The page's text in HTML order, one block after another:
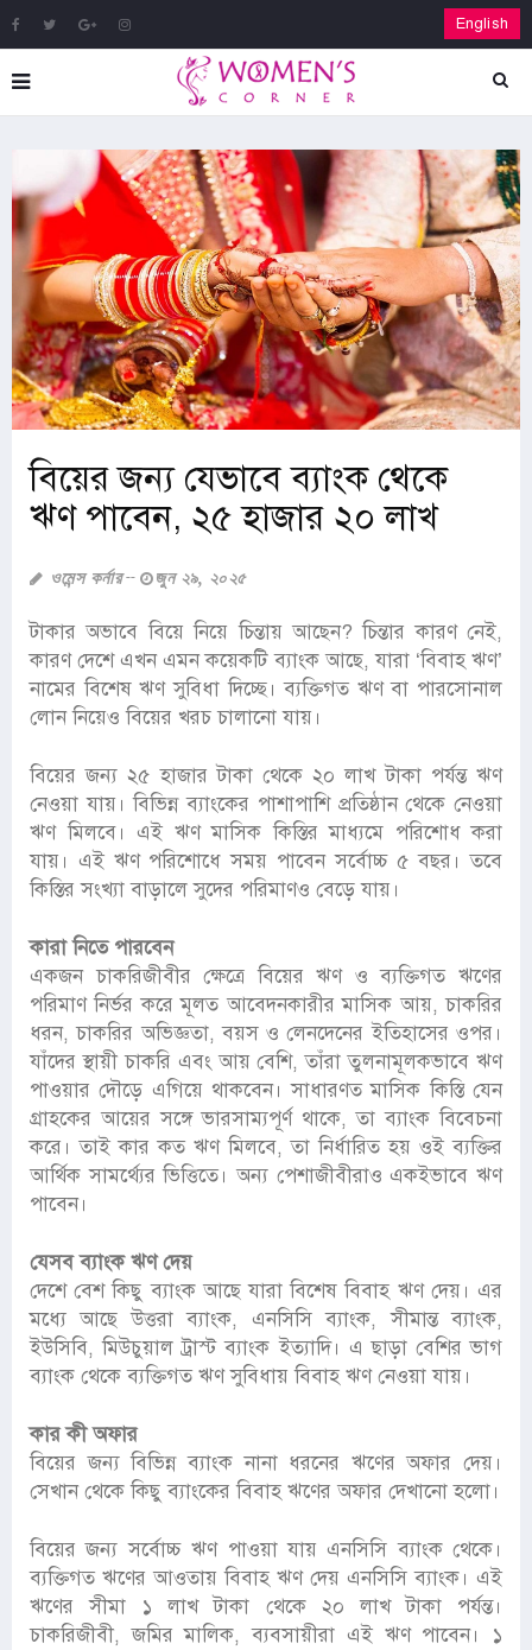
English
বিয়ের জন্য যেভাবে ব্যাংক থেকে
ঋণ পাবেন, ২৫ হাজার ২০ লাখ
ওমেন্স কর্নার জুন ২৯, ২০২৫
টাকার অভাবে বিয়ে নিয়ে চিন্তায় আছেন? চিন্তার কারণ নেই,
কারণ দেশে এখন এমন কয়েকটি ব্যাংক আছে, যারা ‘বিবাহ ঋণ’
নামের বিশেষ ঋণ সুবিধা দিচ্ছে। ব্যক্তিগত ঋণ বা পারসোনাল
লোন নিয়েও বিয়ের খরচ চালানো যায়।
বিয়ের জন্য ২৫ হাজার টাকা থেকে ২০ লাখ টাকা পর্যন্ত ঋণ
নেওয়া যায়। বিভিন্ন ব্যাংকের পাশাপাশি প্রতিষ্ঠান থেকে নেওয়া
ঋণ মিলবে। এই ঋণ মাসিক কিস্তির মাধ্যমে পরিশোধ করা
যায়। এই ঋণ পরিশোধে সময় পাবেন সর্বোচ্চ ৫ বছর। তবে
কিস্তির সংখ্যা বাড়ালে সুদের পরিমাণও বেড়ে যায়।
কারা নিতে পারবেন
একজন চাকরিজীবীর ক্ষেত্রে বিয়ের ঋণ ও ব্যক্তিগত ঋণের
পরিমাণ নির্ভর করে মূলত আবেদনকারীর মাসিক আয়, চাকরির
ধরন, চাকরির অভিজ্ঞতা, বয়স ও লেনদেনের ইতিহাসের ওপর।
যাঁদের স্থায়ী চাকরি এবং আয় বেশি, তাঁরা তুলনামূলকভাবে ঋণ
পাওয়ার দৌড়ে এগিয়ে থাকবেন। সাধারণত মাসিক কিস্তি যেন
গ্রাহকের আয়ের সঙ্গে ভারসাম্যপূর্ণ থাকে, তা ব্যাংক বিবেচনা
করে। তাই কার কত ঋণ মিলবে, তা নির্ধারিত হয় ওই ব্যক্তির
আর্থিক সামর্থ্যের ভিত্তিতে। অন্য পেশাজীবীরাও একইভাবে ঋণ
পাবেন।
যেসব ব্যাংক ঋণ দেয়
দেশে বেশ কিছু ব্যাংক আছে যারা বিশেষ বিবাহ ঋণ দেয়। এর
মধ্যে আছে উত্তরা ব্যাংক, এনসিসি ব্যাংক, সীমান্ত ব্যাংক,
ইউসিবি, মিউচুয়াল ট্রাস্ট ব্যাংক ইত্যাদি। এ ছাড়া বেশির ভাগ
ব্যাংক থেকে ব্যক্তিগত ঋণ সুবিধায় বিবাহ ঋণ নেওয়া যায়।
কার কী অফার
বিয়ের জন্য বিভিন্ন ব্যাংক নানা ধরনের ঋণের অফার দেয়।
সেখান থেকে কিছু ব্যাংকের বিবাহ ঋণের অফার দেখানো হলো।
বিয়ের জন্য সর্বোচ্চ ঋণ পাওয়া যায় এনসিসি ব্যাংক থেকে।
ব্যক্তিগত ঋণের আওতায় বিবাহ ঋণ দেয় এনসিসি ব্যাংক। এই
ঋণের সীমা ১ লাখ টাকা থেকে ২০ লাখ টাকা পর্যন্ত।
চাকরিজীবী, জমির মালিক, ব্যবসায়ীরা এই ঋণ পাবেন। ১